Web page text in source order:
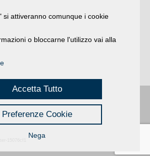
del nuovo filmato dedicato
Karis: “Insieme”. In meno di
le parole chiave della scuola
educativa di Don
nella frase posta al
“imparare la libertà”.
testata registrata presso il Tribunale di Rimini
2 /28/02/2012| © 2024 buongiornoRimini
Privacy | Credits
si attiveranno comunque i cookie
o bloccarne l'utilizzo vai alla
Accetta Tutto
Preferenze Cookie
Nega